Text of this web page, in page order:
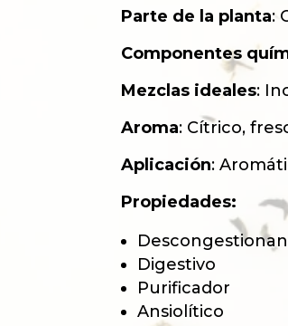
Parte de la planta:
Componentes
Mezclas ideales:
Aroma: Cítrico,
Aplicación:
Propiedades:
Digestivo
Purificador
Ansiolítico